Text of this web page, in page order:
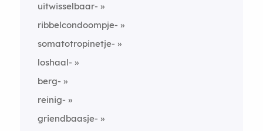
uitwisselbaar-
ribbelcondoompje-
somatotropinetje-
loshaal-
berg-
reinig-
griendbaasje-